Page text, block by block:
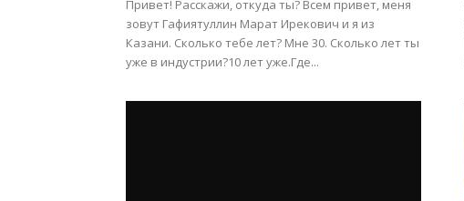
Привет! Расскажи, откуда ты? Всем привет, меня
зовут Гафиятуллин Марат Ирекович и я из
Казани. Сколько тебе лет? Мне 30. Сколько лет ты
уже в индустрии?10 лет уже.Где...